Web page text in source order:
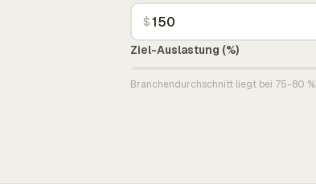
$
Ziel-Auslastung (%)
Branchendurchschnitt liegt bei 75-80 %